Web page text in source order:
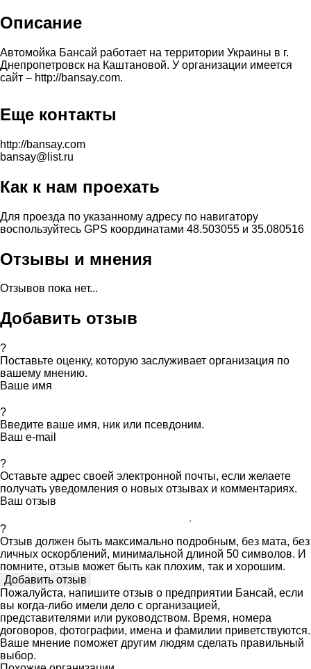
Описание
Автомойка Бансай работает на территории Украины в г.
Днепропетровск на Каштановой. У организации имеется
сайт – http://bansay.com.
Еще контакты
http://bansay.com
bansay@list.ru
Как к нам проехать
Для проезда по указанному адресу по навигатору
воспользуйтесь GPS координатами 48.503055 и 35.080516
Отзывы и мнения
Отзывов пока нет...
Добавить отзыв
?
Поставьте оценку, которую заслуживает организация по
вашему мнению.
Ваше имя
?
Введите ваше имя, ник или псевдоним.
Ваш e-mail
?
Оставьте адрес своей электронной почты, если желаете
получать уведомления о новых отзывах и комментариях.
Ваш отзыв
?
Отзыв должен быть максимально подробным, без мата, без
личных оскорблений, минимальной длиной 50 символов. И
помните, отзыв может быть как плохим, так и хорошим.
Пожалуйста, напишите отзыв о предприятии Бансай, если
вы когда-либо имели дело с организацией,
представителями или руководством. Время, номера
договоров, фотографии, имена и фамилии приветствуются.
Ваше мнение поможет другим людям сделать правильный
выбор.